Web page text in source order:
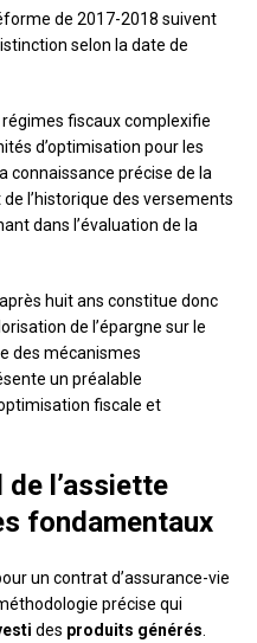
de 2017-2018 suivent
selon la date de
fiscaux complexifie
d’optimisation pour les
connaissance précise de la
l’historique des versements
dans l’évaluation de la
huit ans constitue donc
de l’épargne sur le
des mécanismes
un préalable
fiscale et
l’assiette
fondamentaux
un contrat d’assurance-vie
précise qui
des produits générés.